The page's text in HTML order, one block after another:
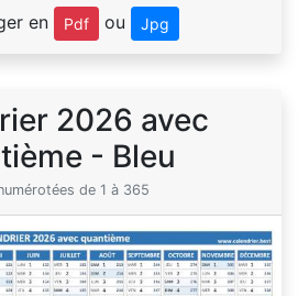
en Pdf ou Jpg
2026 avec
- Bleu
de 1 à 365